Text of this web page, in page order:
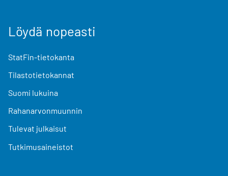
Löydä nopeasti
StatFin-tietokanta
Tilastotietokannat
Suomi lukuina
Rahanarvonmuunnin
Tulevat julkaisut
Tutkimusaineistot